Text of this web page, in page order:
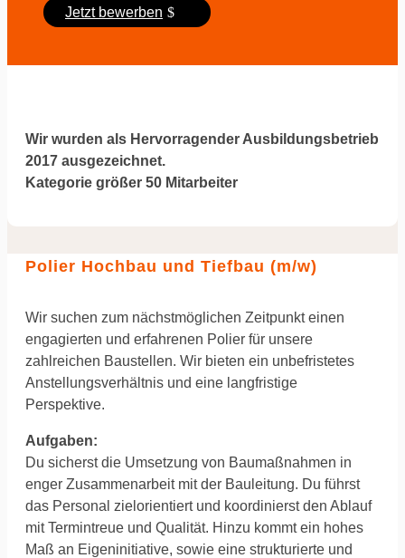
Jetzt bewerben
Wir wurden als Hervorragender Ausbildungsbetrieb
2017 ausgezeichnet.
Kategorie größer 50 Mitarbeiter
Polier Hochbau und Tiefbau (m/w)
Wir suchen zum nächstmöglichen Zeitpunkt einen
engagierten und erfahrenen Polier für unsere
zahlreichen Baustellen. Wir bieten ein unbefristetes
Anstellungsverhältnis und eine langfristige
Perspektive.
Aufgaben:
Du sicherst die Umsetzung von Baumaßnahmen in
enger Zusammenarbeit mit der Bauleitung. Du führst
das Personal zielorientiert und koordinierst den Ablauf
mit Termintreue und Qualität. Hinzu kommt ein hohes
Maß an Eigeninitiative, sowie eine strukturierte und